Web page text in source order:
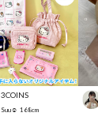
3COINS
Suu☺︎ 168cm